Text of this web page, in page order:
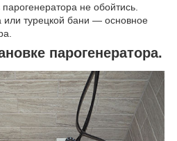
не обойтись.
турецкой бани — основное
парогенератора.